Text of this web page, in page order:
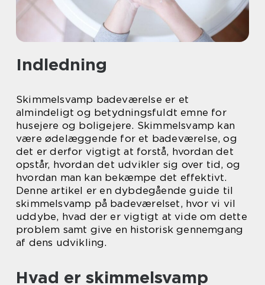
Indledning
Skimmelsvamp badeværelse er et
almindeligt og betydningsfuldt emne for
husejere og boligejere. Skimmelsvamp kan
være ødelæggende for et badeværelse, og
det er derfor vigtigt at forstå, hvordan det
opstår, hvordan det udvikler sig over tid, og
hvordan man kan bekæmpe det effektivt.
Denne artikel er en dybdegående guide til
skimmelsvamp på badeværelset, hvor vi vil
uddybe, hvad der er vigtigt at vide om dette
problem samt give en historisk gennemgang
af dens udvikling.
Hvad er skimmelsvamp